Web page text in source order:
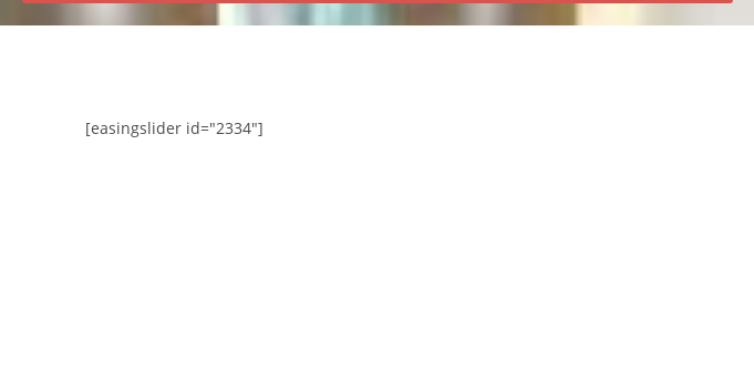
[easingslider id="2334"]